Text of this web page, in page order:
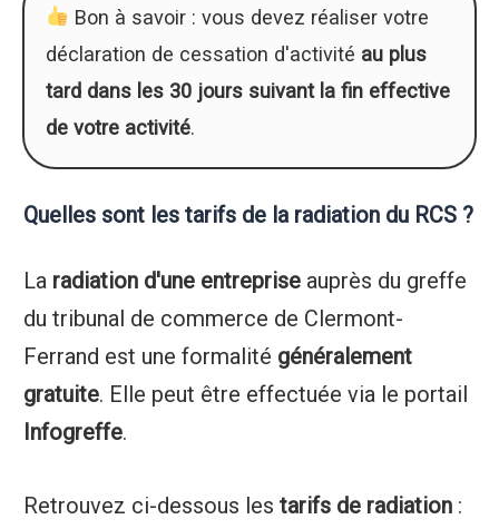
Bon à savoir : vous devez réaliser votre
déclaration de cessation d'activité au plus
tard dans les 30 jours suivant la fin effective
de votre activité.
Quelles sont les tarifs de la radiation du RCS ?
La radiation d'une entreprise auprès du greffe
du tribunal de commerce de Clermont-
Ferrand est une formalité généralement
gratuite. Elle peut être effectuée via le portail
Infogreffe.
Retrouvez ci-dessous les tarifs de radiation :